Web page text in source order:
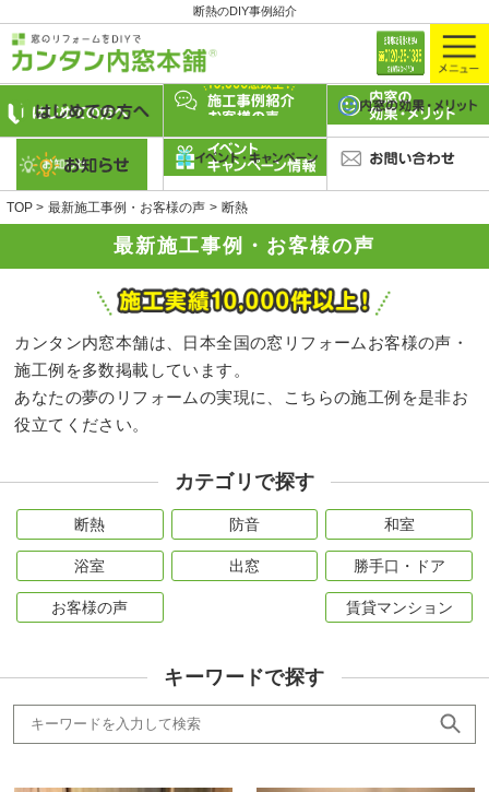
断熱のDIY事例紹介
最新施工事例・お客様の声
TOP 最新施工事例・お客様の声 断熱
カンタン内窓本舗は、日本全国の窓リフォームお客様の声・
施工例を多数掲載しています。
あなたの夢のリフォームの実現に、こちらの施工例を是非お
役立てください。
カテゴリで探す
断熱 防音 和室
浴室 出窓 勝手口・ドア
お客様の声 賃貸マンション
キーワードで探す